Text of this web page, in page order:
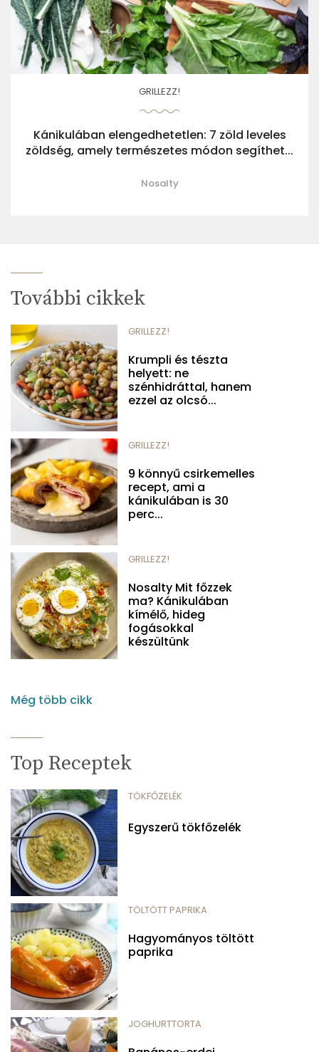
GRILLEZZ!
Kánikulában elengedhetetlen: 7 zöld leveles
zöldség, amely természetes módon segíthet...
Nosalty
További cikkek
GRILLEZZ!
Krumpli és tészta
helyett: ne
szénhidráttal, hanem
ezzel az olcsó...
GRILLEZZ!
9 könnyű csirkemelles
recept, ami a
kánikulában is 30
perc...
GRILLEZZ!
Nosalty Mit főzzek
ma? Kánikulában
kímélő, hideg
fogásokkal
készültünk
Még több cikk
Top Receptek
TÖKFŐZELÉK
Egyszerű tökfőzelék
TÖLTÖTT PAPRIKA
Hagyományos töltött
paprika
JOGHURTTORTA